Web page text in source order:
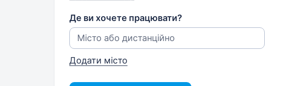
Де ви хочете працювати?
Додати місто